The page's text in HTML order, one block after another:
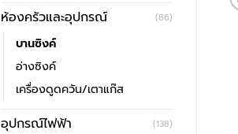
ห้องครัวและอุปกรณ์ (86)
บานซิงค์
อ่างซิงค์
เครื่องดูดควัน/เตาแก๊ส
อุปกรณ์ไฟฟ้า (138)